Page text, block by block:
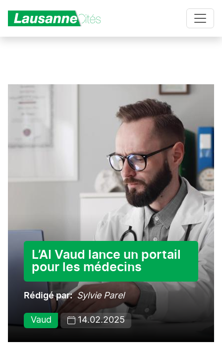
L’AI Vaud lance un portail
pour les médecins
Rédigé par Sylvie Parel
Vaud 14.02.2025